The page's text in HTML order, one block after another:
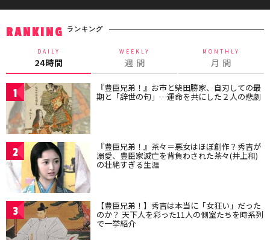
RANKING ランキング
DAILY
24時間
WEEKLY
週 間
MONTHLY
月 間
1 『豊臣兄弟！』お市と柴田勝家、自刃しての最
期と「辞世の句」…運命を共にした２人の悲劇
2 『豊臣兄弟！』茶々＝悪女はほぼ創作？秀吉が
溺愛、豊臣家滅亡を背負わされた茶々(井上和)
の壮絶すぎる生涯
3 【豊臣兄弟！】秀吉は本当に「女狂い」だった
のか？ 天下人を彩った11人の側室たちを時系列
で一挙紹介